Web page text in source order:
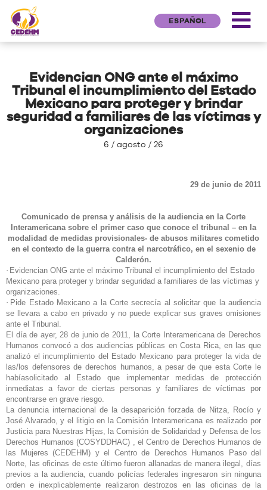
ESPAÑOL
Evidencian ONG ante el máximo
Tribunal el incumplimiento del Estado
Mexicano para proteger y brindar
seguridad a familiares de las víctimas y
organizaciones
6 / agosto / 26
29 de junio de 2011
Comunicado de prensa y análisis de la audiencia en la Corte
Interamericana sobre el primer caso que conoce el tribunal – en la
modalidad de medidas provisionales- de abusos militares cometido
en el contexto de la guerra contra el narcotráfico, en el sexenio de
Calderón.
· Evidencian ONG ante el máximo Tribunal el incumplimiento del Estado
Mexicano para proteger y brindar seguridad a familiares de las víctimas y
organizaciones.
· Pide Estado Mexicano a la Corte secrecía al solicitar que la audiencia
se llevara a cabo en privado y no puede explicar sus graves omisiones
ante el Tribunal.
El día de ayer, 28 de junio de 2011, la Corte Interamericana de Derechos
Humanos convocó a dos audiencias públicas en Costa Rica, en las que
analizó el incumplimiento del Estado Mexicano para proteger la vida de
las/los defensores de derechos humanos, a pesar de que esta Corte le
habíasolicitado al Estado que implementar medidas de protección
inmediatas a favor de ciertas personas y familiares de víctimas por
encontrarse en grave riesgo.
La denuncia internacional de la desaparición forzada de Nitza, Rocío y
José Alvarado, y el litigio en la Comisión Interamericana es realizado por
Justicia para Nuestras Hijas, la Comisión de Solidaridad y Defensa de los
Derechos Humanos (COSYDDHAC) , el Centro de Derechos Humanos de
las Mujeres (CEDEHM) y el Centro de Derechos Humanos Paso del
Norte, las oficinas de este último fueron allanadas de manera ilegal, días
previos a la audiencia, cuando policías federales ingresaron sin ninguna
orden e inexplicablemente realizaron destrozos en las oficinas de la